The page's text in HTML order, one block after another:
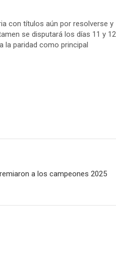
con títulos aún por resolverse y
se disputará los días 11 y 12
la paridad como principal
a los campeones 2025